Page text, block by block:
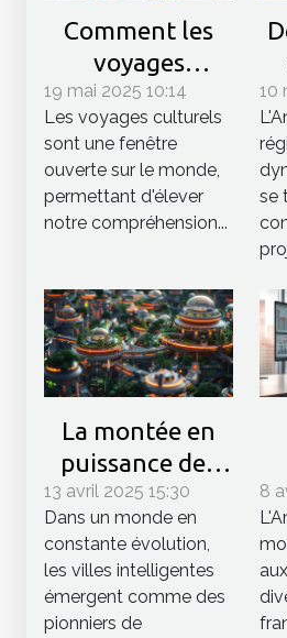
Comment les
voyages
culturels
enrichissent
notre
compréhension
du monde
19 mai 2025 10:14
Les voyages culturels
sont une fenêtre
ouverte sur le monde,
permettant d'élever
notre compréhension...
10
se
La montée en
puissance des
villes
intelligentes et
leur influence
sur la
géopolitique
13 avril 2025 15:30
Dans un monde en
constante évolution,
les villes intelligentes
émergent comme des
pionniers de
8